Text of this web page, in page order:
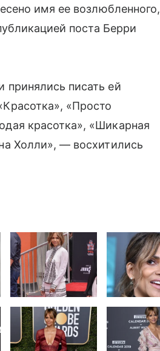
имя ее возлюбленного,
поста Берри
писать ей
«Просто
красотка», «Шикарная
Холли», — восхитились